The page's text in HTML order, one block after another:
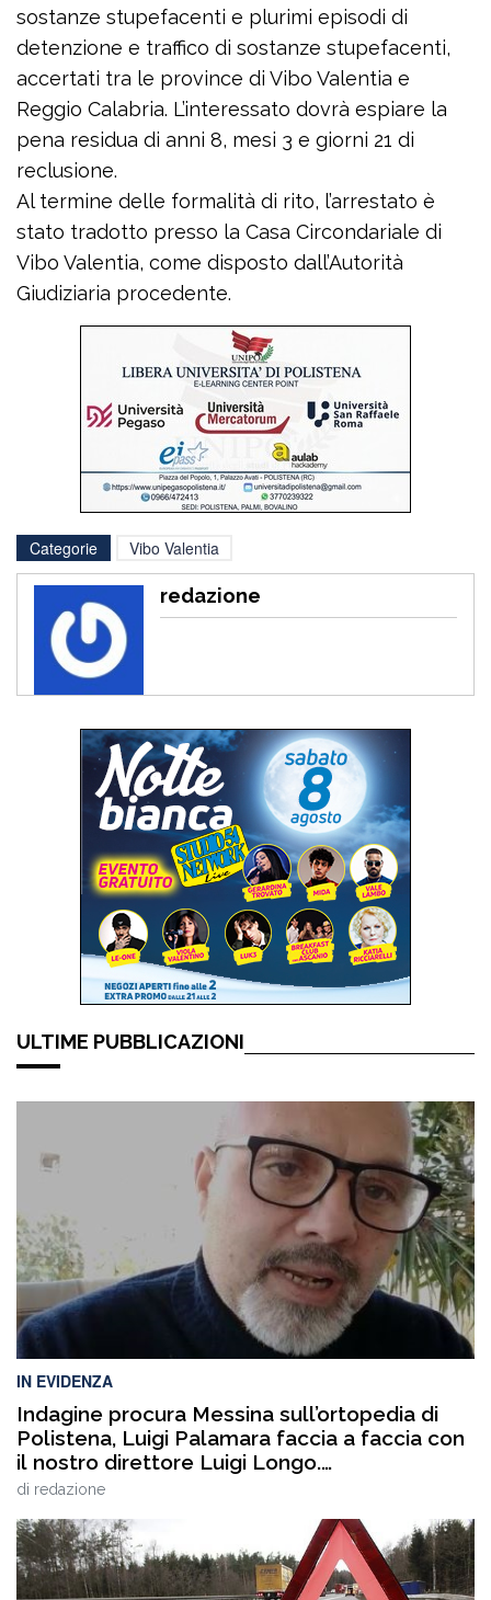
sostanze stupefacenti e plurimi episodi di
detenzione e traffico di sostanze stupefacenti,
accertati tra le province di Vibo Valentia e
Reggio Calabria. L’interessato dovrà espiare la
pena residua di anni 8, mesi 3 e giorni 21 di
reclusione.
Al termine delle formalità di rito, l’arrestato è
stato tradotto presso la Casa Circondariale di
Vibo Valentia, come disposto dall’Autorità
Giudiziaria procedente.
Categorie Vibo Valentia
redazione
ULTIME PUBBLICAZIONI
IN EVIDENZA
Indagine procura Messina sull’ortopedia di
Polistena, Luigi Palamara faccia a faccia con
il nostro direttore Luigi Longo.
VIDEOINTERVISTA
di redazione